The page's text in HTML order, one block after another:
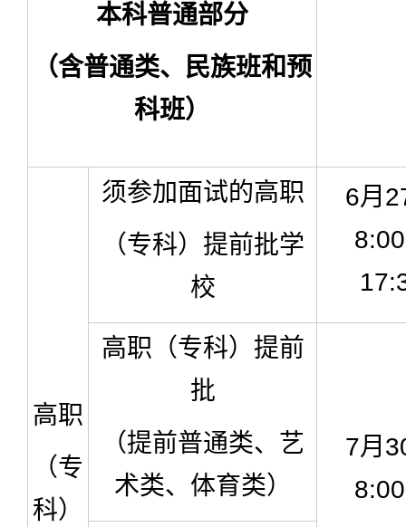
本科普通部分
（含普通类、民族班和预
科班）
高职
（专
科）
须参加面试的高职
（专科）提前批学
校
6月
高职（专科）提前
批
（提前普通类、艺
术类、体育类）
7月